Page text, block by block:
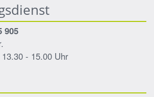
905
- 15.00 Uhr